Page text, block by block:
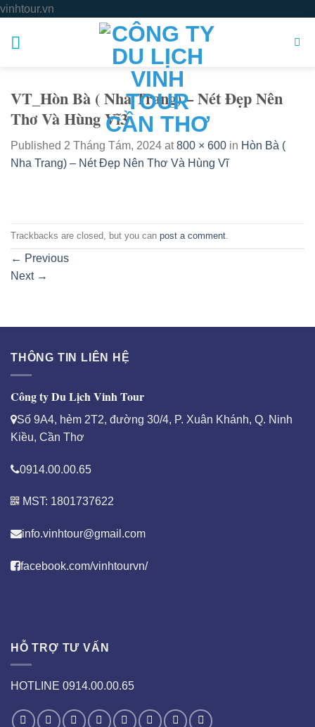
vinhtour.vn
VT_Hòn Bà ( Nha Trang) – Nét Đẹp Nên
Thơ Và Hùng Vĩ3
Published 2 Tháng Tám, 2024 at800 × 600 in Hòn Bà (
Nha Trang) – Nét Đẹp Nên Thơ Và Hùng Vĩ
Trackbacks are closed, but you can post a comment
← Previous
Next →
THÔNG TIN LIÊN HỆ
Công ty Du Lịch Vinh Tour
Số 9A4, hẻm 2T2, đường 30/4, P. Xuân Khánh, Q. Ninh
Kiều, Cần Thơ
0914.00.00.65
MST: 1801737622
info.vinhtour@gmail.com
facebook.com/vinhtourvn/
HỖ TRỢ TƯ VẤN
HOTLINE 0914.00.00.65